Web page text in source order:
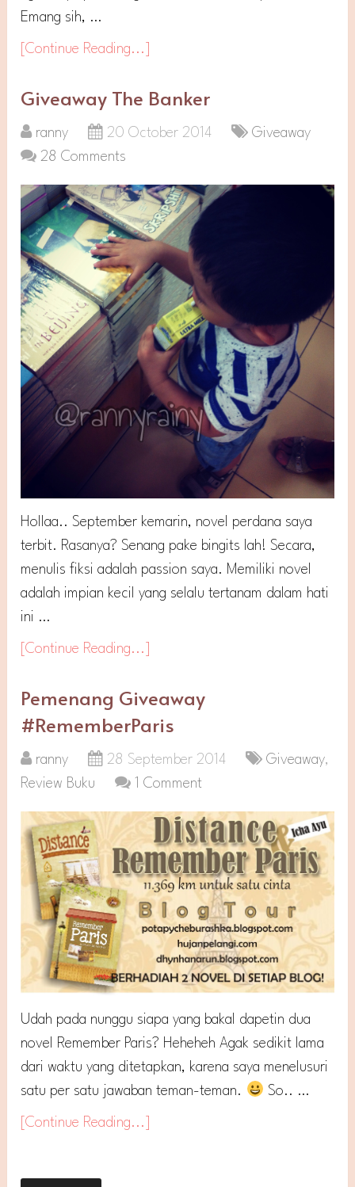
Emang sih, …
[Continue Reading...]
Giveaway The Banker
ranny 20 October 2014
Giveaway
28 Comments
Hollaa.. September kemarin, novel perdana saya
terbit. Rasanya? Senang pake bingits lah! Secara,
menulis fiksi adalah passion saya. Memiliki novel
adalah impian kecil yang selalu tertanam dalam hati
ini …
[Continue Reading...]
Pemenang Giveaway
#RememberParis
ranny 28 September 2014 Giveaway,
Review Buku
1 Comment
Udah pada nunggu siapa yang bakal dapetin dua
novel Remember Paris? Heheheh Agak sedikit lama
dari waktu yang ditetapkan, karena saya menelusuri
satu per satu jawaban teman-teman.
So.. …
[Continue Reading...]